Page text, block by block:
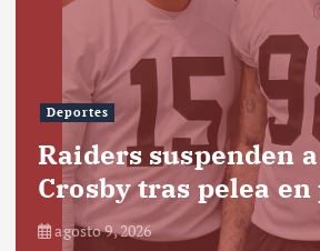
Deportes
Raiders suspenden
Crosby tras pelea
agosto 9, 2026